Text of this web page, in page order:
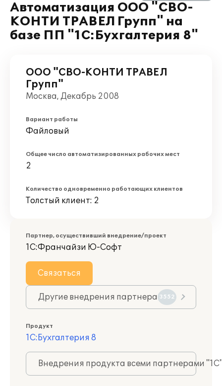
Автоматизация ООО "СВО-
КОНТИ ТРАВЕЛ Групп" на
базе ПП "1С:Бухгалтерия 8"
ООО "СВО-КОНТИ ТРАВЕЛ
Групп"
Москва, Декабрь 2008
Вариант работы
Файловый
Общее число автоматизированных рабочих мест
2
Количество одновременно работающих клиентов
Толстый клиент: 2
Партнер, осуществивший внедрение/проект
1С:Франчайзи Ю-Софт
Связаться
Другие внедрения партнера 3552
Продукт
1С:Бухгалтерия 8
Внедрения продукта всеми партнерами